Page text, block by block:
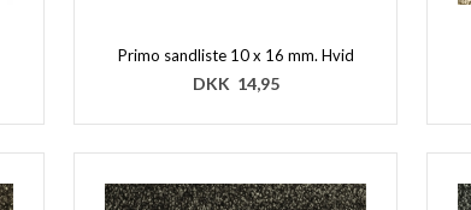
Primo sandliste 10 x 16 mm. Hvid
DKK 14,95